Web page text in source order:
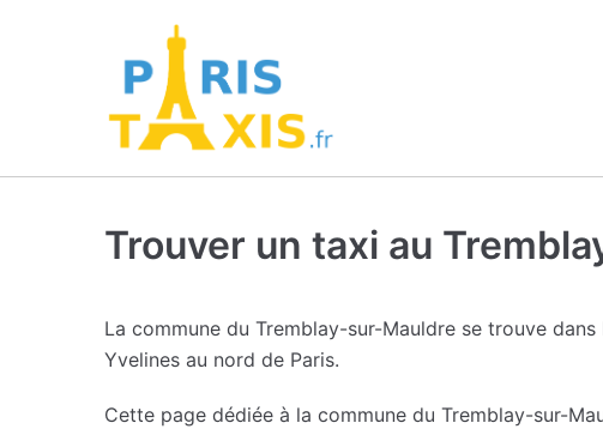
Trouver un taxi au
La commune du Tremblay-sur-Mauldre se trouve
Yvelines au nord de Paris.
Cette page dédiée à la commune du Tremblay-sur-